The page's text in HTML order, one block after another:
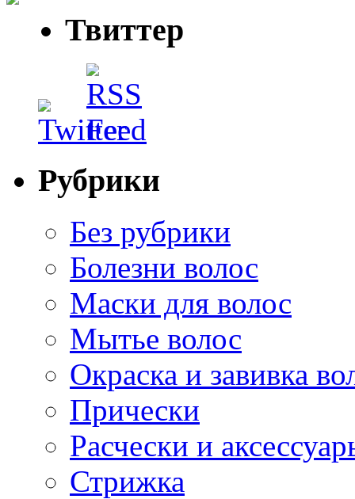
Твиттер
Рубрики
Без рубрики
Болезни волос
Маски для волос
Мытье волос
Окраска и завивка
Прически
Расчески и
Стрижка